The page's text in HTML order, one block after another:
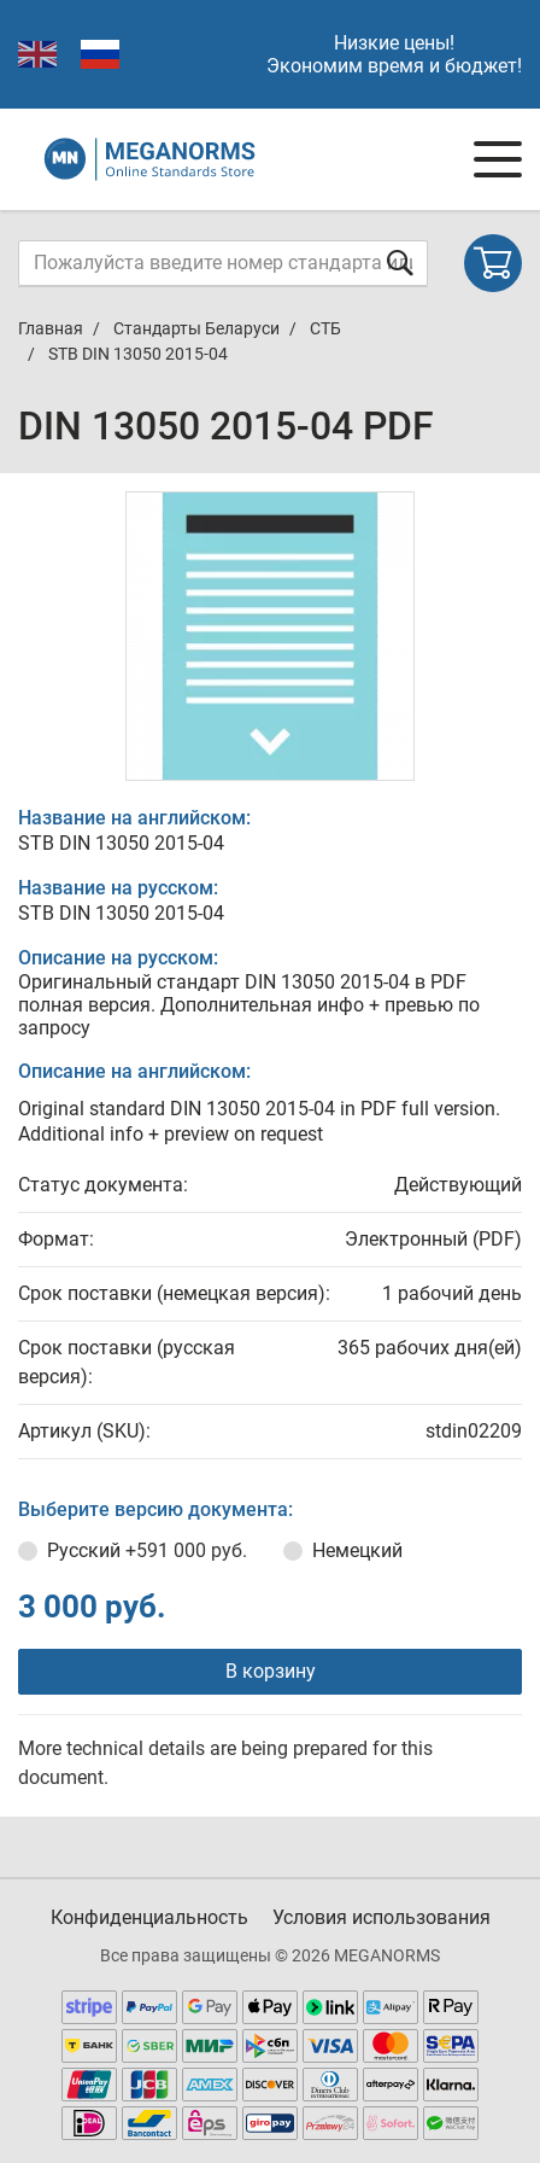
Низкие цены!
Экономим время и бюджет!
Главная Стандарты Беларуси
СТБ
STB DIN 13050 2015-04
DIN 13050 2015-04 PDF
Название на английском:
STB DIN 13050 2015-04
Название на русском:
STB DIN 13050 2015-04
Описание на русском:
Оригинальный стандарт DIN 13050 2015-04 в PDF
полная версия. Дополнительная инфо + превью по
запросу
Описание на английском:
Original standard DIN 13050 2015-04 in PDF full version.
Additional info + preview on request
Статус документа: Действующий
Формат: Электронный (PDF)
Срок поставки (немецкая версия): 1 рабочий день
Срок поставки (русская
версия):
365 рабочих дня(ей)
Артикул (SKU): stdin02209
Выберите версию документа:
Русский +591 000 руб. Немецкий
3 000 руб.
В корзину
More technical details are being prepared for this
document.
Конфиденциальность Условия использования
Все права защищены © 2026 MEGANORMS